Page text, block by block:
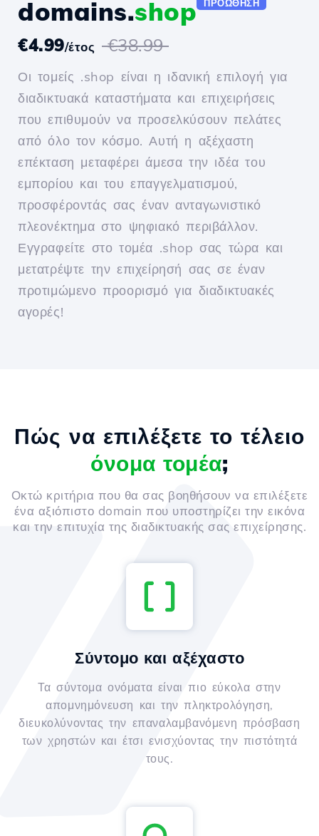
domains.shop ΠΡΟΏΘΗΣΗ
€4.99/έτος €38.99
Οι τομείς .shop είναι η ιδανική επιλογή για
διαδικτυακά καταστήματα και επιχειρήσεις
που επιθυμούν να προσελκύσουν πελάτες
από όλο τον κόσμο. Αυτή η αξέχαστη
επέκταση μεταφέρει άμεσα την ιδέα του
εμπορίου και του επαγγελματισμού,
προσφέροντάς σας έναν ανταγωνιστικό
πλεονέκτημα στο ψηφιακό περιβάλλον.
Εγγραφείτε στο τομέα .shop σας τώρα και
μετατρέψτε την επιχείρησή σας σε έναν
προτιμώμενο προορισμό για διαδικτυακές
αγορές!
Πώς να επιλέξετε το τέλειο
όνομα τομέα;
Οκτώ κριτήρια που θα σας βοηθήσουν να επιλέξετε
ένα αξιόπιστο domain που υποστηρίζει την εικόνα
και την επιτυχία της διαδικτυακής σας επιχείρησης.
Σύντομο και αξέχαστο
Τα σύντομα ονόματα είναι πιο εύκολα στην
απομνημόνευση και την πληκτρολόγηση,
διευκολύνοντας την επαναλαμβανόμενη πρόσβαση
των χρηστών και έτσι ενισχύοντας την πιστότητά
τους.